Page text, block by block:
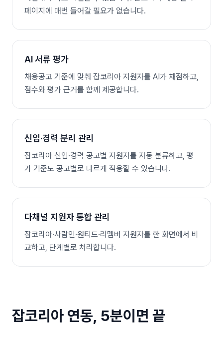
페이지에 매번 들어갈 필요가 없습니다.
AI 서류 평가
채용공고 기준에 맞춰 잡코리아 지원자를 AI가 채점하고,
점수와 평가 근거를 함께 제공합니다.
신입·경력 분리 관리
잡코리아 신입·경력 공고별 지원자를 자동 분류하고, 평
가 기준도 공고별로 다르게 적용할 수 있습니다.
다채널 지원자 통합 관리
잡코리아·사람인·원티드·리멤버 지원자를 한 화면에서 비
교하고, 단계별로 처리합니다.
잡코리아 연동, 5분이면 끝